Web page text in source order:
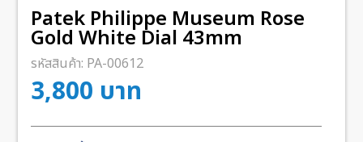
Patek Philippe Museum Rose
Gold White Dial 43mm
รหัสสินค้า: PA-00612
3,800 บาท